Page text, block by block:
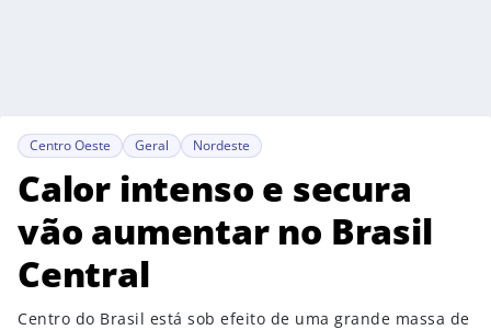
Centro Oeste Geral Nordeste
Calor intenso e secura
vão aumentar no Brasil
Central
Centro do Brasil está sob efeito de uma grande massa de